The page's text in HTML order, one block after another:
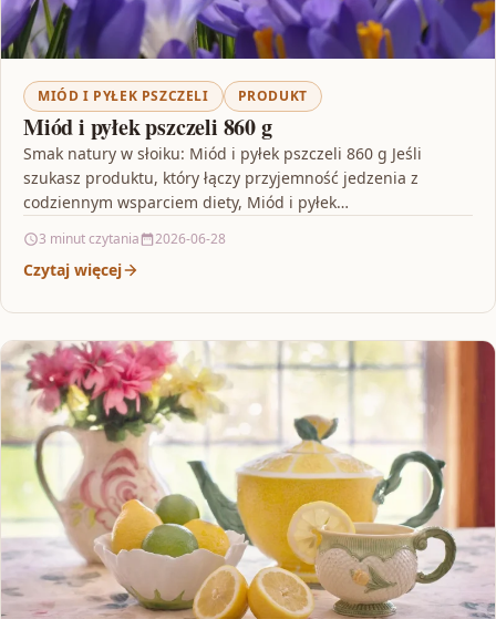
MIÓD I PYŁEK PSZCZELI PRODUKT
Miód i pyłek pszczeli 860 g
Smak natury w słoiku: Miód i pyłek pszczeli 860 g Jeśli
szukasz produktu, który łączy przyjemność jedzenia z
codziennym wsparciem diety, Miód i pyłek…
3 minut czytania 2026-06-28
Czytaj więcej